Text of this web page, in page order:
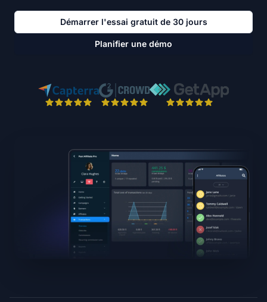
Démarrer l'essai gratuit de 30 jours
Planifier une démo